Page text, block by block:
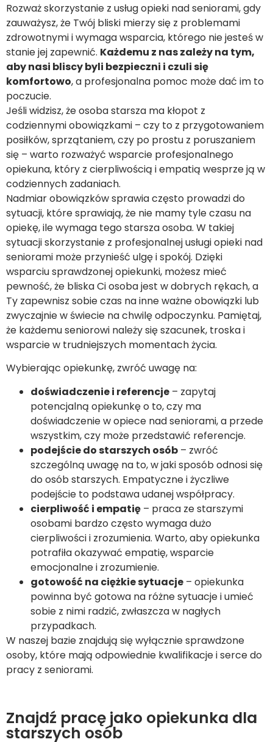
Rozważ skorzystanie z usług opieki nad seniorami, gdy
zauważysz, że Twój bliski mierzy się z problemami
zdrowotnymi i wymaga wsparcia, którego nie jesteś w
stanie jej zapewnić. Każdemu z nas zależy na tym,
aby nasi bliscy byli bezpieczni i czuli się
komfortowo, a profesjonalna pomoc może dać im to
poczucie.
Jeśli widzisz, że osoba starsza ma kłopot z
codziennymi obowiązkami – czy to z przygotowaniem
posiłków, sprzątaniem, czy po prostu z poruszaniem
się – warto rozważyć wsparcie profesjonalnego
opiekuna, który z cierpliwością i empatią wesprze ją w
codziennych zadaniach.
Nadmiar obowiązków sprawia często prowadzi do
sytuacji, które sprawiają, że nie mamy tyle czasu na
opiekę, ile wymaga tego starsza osoba. W takiej
sytuacji skorzystanie z profesjonalnej usługi opieki nad
seniorami może przynieść ulgę i spokój. Dzięki
wsparciu sprawdzonej opiekunki, możesz mieć
pewność, że bliska Ci osoba jest w dobrych rękach, a
Ty zapewnisz sobie czas na inne ważne obowiązki lub
zwyczajnie w świecie na chwilę odpoczynku. Pamiętaj,
że każdemu seniorowi należy się szacunek, troska i
wsparcie w trudniejszych momentach życia.
Wybierając opiekunkę, zwróć uwagę na:
doświadczenie i referencje – zapytaj
potencjalną opiekunkę o to, czy ma
doświadczenie w opiece nad seniorami, a przede
wszystkim, czy może przedstawić referencje.
podejście do starszych osób – zwróć
szczególną uwagę na to, w jaki sposób odnosi się
do osób starszych. Empatyczne i życzliwe
podejście to podstawa udanej współpracy.
cierpliwość i empatię – praca ze starszymi
osobami bardzo często wymaga dużo
cierpliwości i zrozumienia. Warto, aby opiekunka
potrafiła okazywać empatię, wsparcie
emocjonalne i zrozumienie.
gotowość na ciężkie sytuacje – opiekunka
powinna być gotowa na różne sytuacje i umieć
sobie z nimi radzić, zwłaszcza w nagłych
przypadkach.
W naszej bazie znajdują się wyłącznie sprawdzone
osoby, które mają odpowiednie kwalifikacje i serce do
pracy z seniorami.
Znajdź pracę jako opiekunka dla
starszych osób